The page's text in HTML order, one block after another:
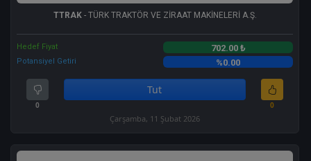
TTRAK- TÜRK TRAKTÖR VE ZİRAAT MAKİNELERİ A.Ş.
Hedef Fiyat 702.00 ₺
Potansiyel Getiri %0.00
0
Tut
0
Çarşamba, 11 Şubat 2026